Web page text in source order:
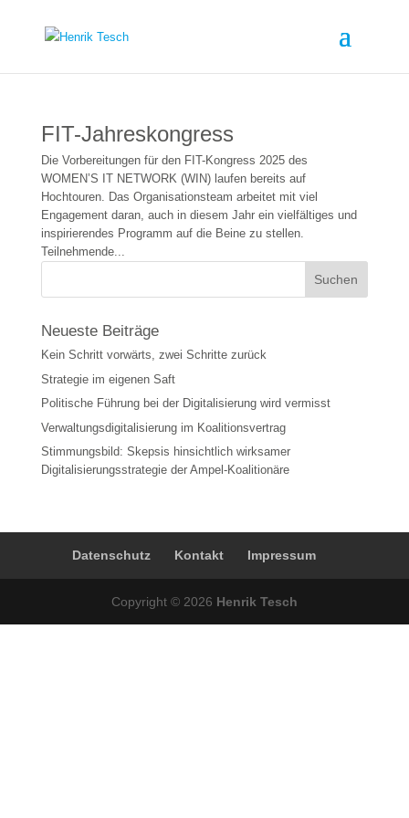
FIT-Jahreskongress
Die Vorbereitungen für den FIT-Kongress 2025 des
WOMEN’S IT NETWORK (WIN) laufen bereits auf
Hochtouren. Das Organisationsteam arbeitet mit viel
Engagement daran, auch in diesem Jahr ein vielfältiges und
inspirierendes Programm auf die Beine zu stellen.
Teilnehmende...
Neueste Beiträge
Kein Schritt vorwärts, zwei Schritte zurück
Strategie im eigenen Saft
Politische Führung bei der Digitalisierung wird vermisst
Verwaltungsdigitalisierung im Koalitionsvertrag
Stimmungsbild: Skepsis hinsichtlich wirksamer
Digitalisierungsstrategie der Ampel-Koalitionäre
Datenschutz Kontakt Impressum
Copyright © 2026 Henrik Tesch